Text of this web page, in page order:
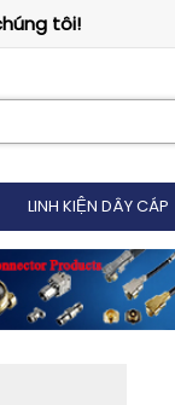
tôi!
LINH KIỆN DÂY CÁP